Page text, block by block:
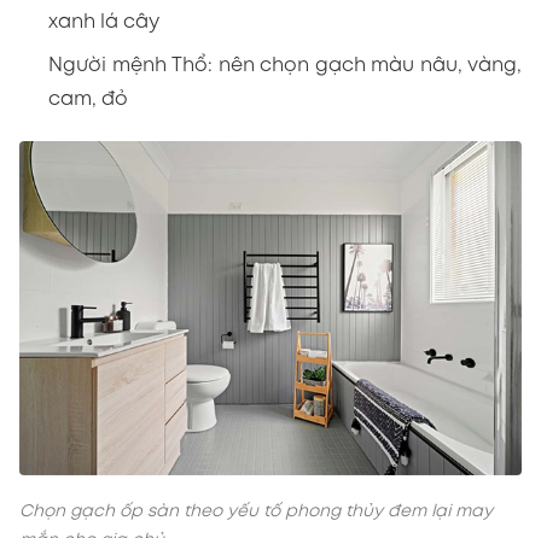
xanh lá cây
Người mệnh Thổ: nên chọn gạch màu nâu, vàng,
cam, đỏ
Chọn gạch ốp sàn theo yếu tố phong thủy đem lại may